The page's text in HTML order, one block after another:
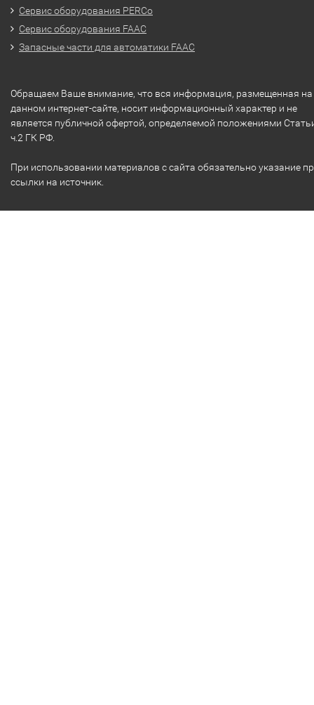
Сервис оборудования PERCo
Сервис оборудования FAAC
Запасные части для автоматики FAAC
Обращаем Ваше внимание, что вся информация, размещенная на
данном интернет-сайте, носит информационный характер и не
является публичной офертой, определяемой положениями
ч.2 ГК РФ.
При использовании материалов с сайта обязательно указание
ссылки на источник.